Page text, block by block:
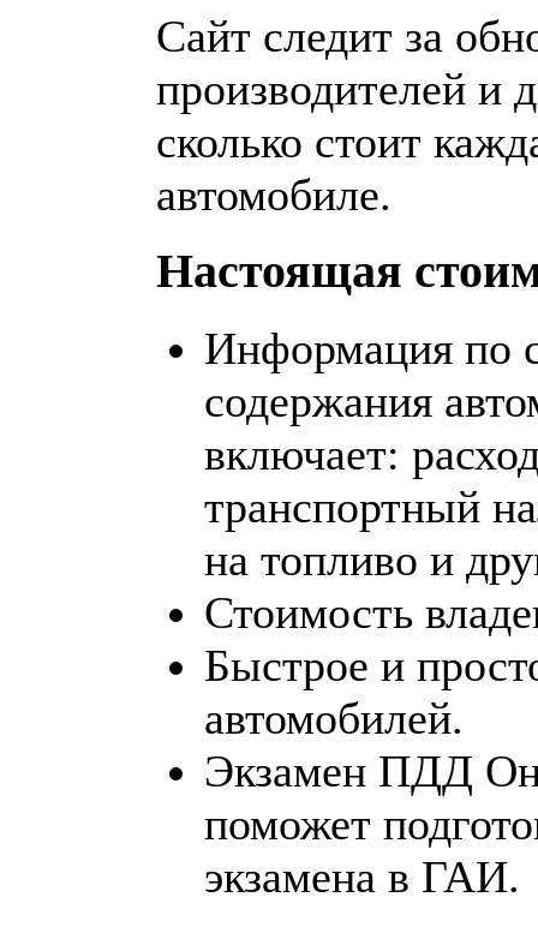
Сайт следит за
производителей и
сколько стоит
автомобиле.
Настоящая
Информация по
содержания
включает:
транспортный
на топливо и
Стоимость
Быстрое и
автомобилей.
Экзамен ПДД
поможет
экзамена в ГАИ.